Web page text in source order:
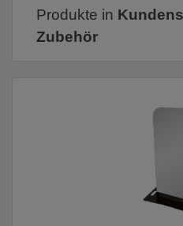
Produkte in
Zubehör